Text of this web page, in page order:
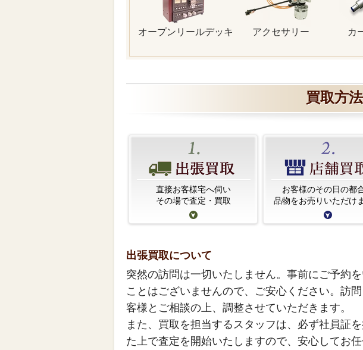
オープンリールデッキ アクセサリー カ
買取方法
直接お客様宅へ伺い
その場で査定・買取
お客様のその日の都
品物をお売りいただけ
出張買取について
突然の訪問は一切いたしません。事前にご予約
ことはございませんので、ご安心ください。訪
客様とご相談の上、調整させていただきます。
また、買取を担当するスタッフは、必ず社員証
た上で査定を開始いたしますので、安心してお任